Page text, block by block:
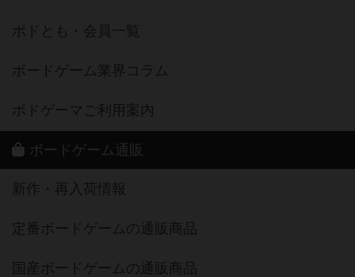
ボドとも・会員一覧
ボードゲーム業界コラム
ボドゲーマご利用案内
ボードゲーム通販
新作・再入荷情報
定番ボードゲームの通販商品
国産ボードゲームの通販商品